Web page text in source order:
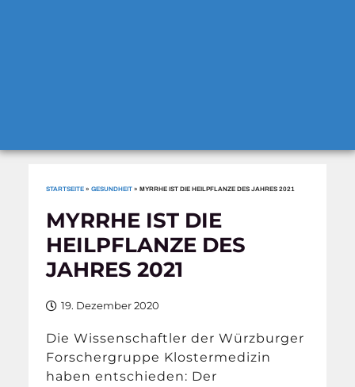
STARTSEITE »GESUNDHEIT »MYRRHE IST DIE HEILPFLANZE DES JAHRES 2021
MYRRHE IST DIE
HEILPFLANZE DES
JAHRES 2021
19. Dezember 2020
Die Wissenschaftler der Würzburger
Forschergruppe Klostermedizin
haben entschieden: Der